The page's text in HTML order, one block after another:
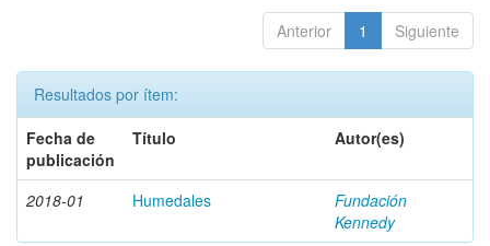
Anterior 1 Siguiente
Resultados por ítem:
Fecha de
publicación
Título Autor(es)
2018-01 Humedales
Fundación
Kennedy